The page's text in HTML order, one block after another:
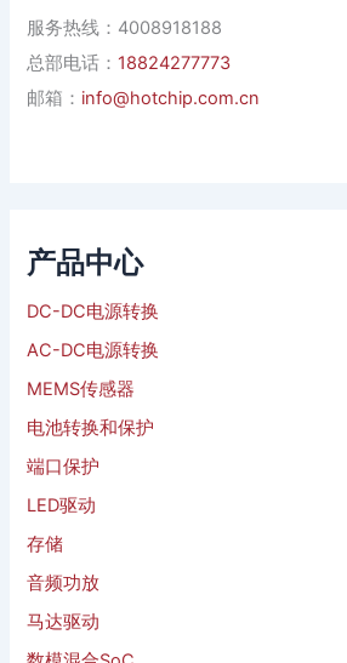
服务热线：4008918188
总部电话：18824277773
邮箱： info@hotchip.com.cn
产品中心
DC-DC电源转换
AC-DC电源转换
MEMS传感器
电池转换和保护
端口保护
LED驱动
存储
音频功放
马达驱动